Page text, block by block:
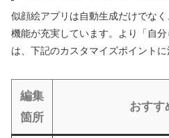
似顔絵アプリは自動生成だけでな
機能が充実しています。より「自
は、下記のカスタマイズポイントに
編集
箇所
おすす